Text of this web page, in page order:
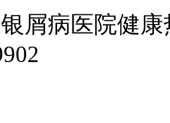
屑病医院健康